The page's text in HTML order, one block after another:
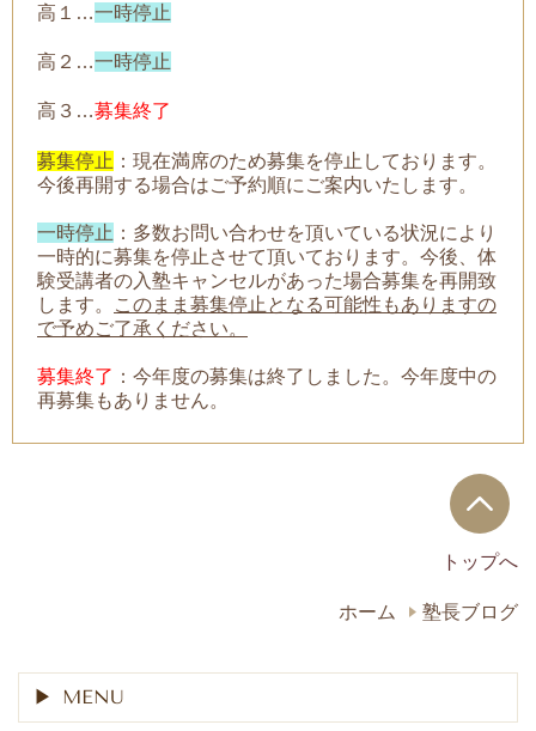
高１…一時停止
高２…一時停止
高３…募集終了
募集停止 ：現在満席のため募集を停止しております。
今後再開する場合はご予約順にご案内いたします。
一時停止 ： 多数お問い合わせを頂いている状況により
一時的に募集を停止させて頂いております。今後、体
験受講者の入塾キャンセルがあった場合募集を再開致
します。
このまま募集停止となる可能性もありますの
で予めご了承ください。
募集終了 ：今年度の募集は終了しました。今年度中の
再募集もありません。
トップへ
ホーム 塾長ブログ
MENU